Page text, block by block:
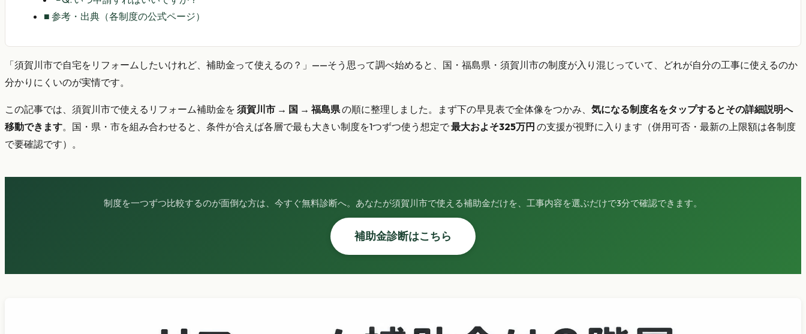
■ 参考・出典（各制度の公式ページ）
「須賀川市で自宅をリフォームしたいけれど、補助金って使えるの？」——そう思って調べ始めると、国・福島県・須賀川市の制度が入り混じっていて、どれが自分の工事に使えるのか
分かりにくいのが実情です。
この記事では、須賀川市で使えるリフォーム補助金を 須賀川市 → 国 → 福島県の順に整理しました。まず下の早見表で全体像をつかみ、 気になる制度名をタップするとその詳細説明へ
移動できます。国・県・市を組み合わせると、条件が合えば各層で最も大きい制度を1つずつ使う想定で最大およそ325万円 の支援が視野に入ります（併用可否・最新の上限額は各制度
で要確認です）。
制度を一つずつ比較するのが面倒な方は、今すぐ無料診断へ。あなたが須賀川市で使える補助金だけを、工事内容を選ぶだけで3分で確認できます。
補助金診断はこちら